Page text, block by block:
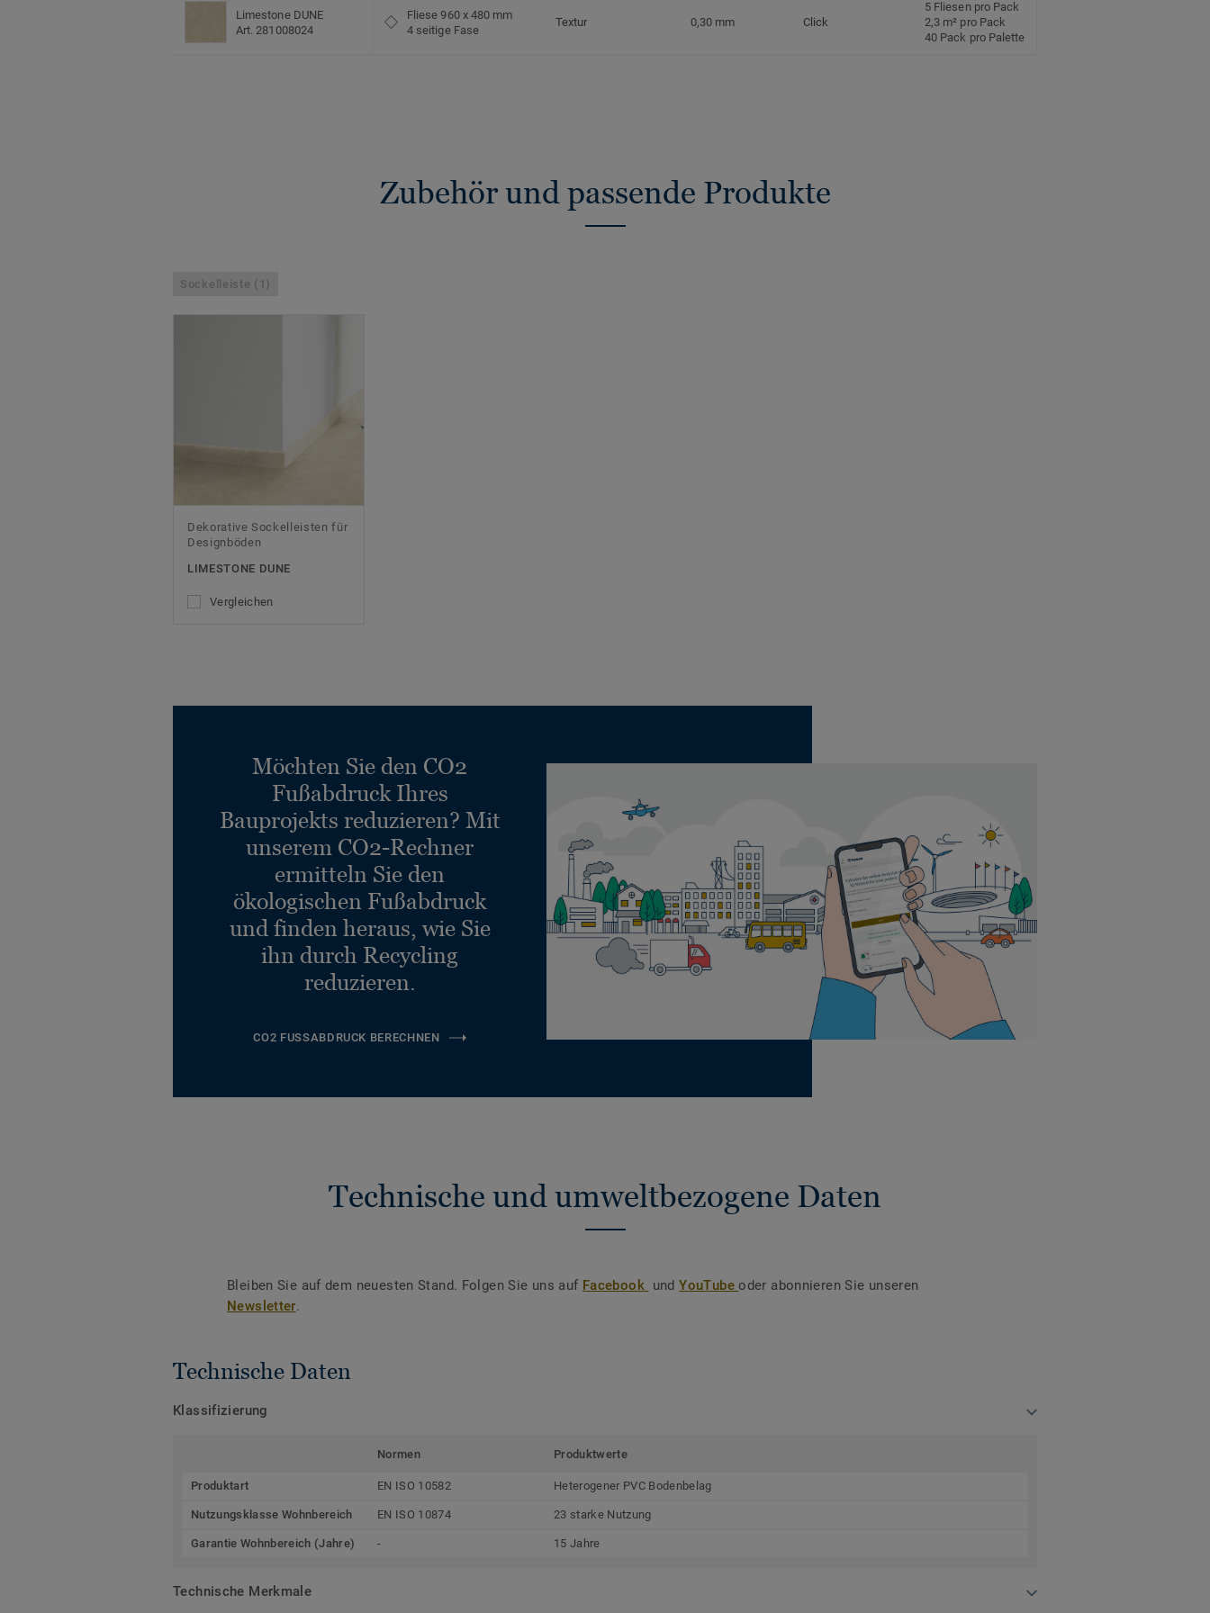
Limestone DUNE
Art. 281008024
Fliese 960 x 480 mm
4 seitige Fase
Textur 0,30 mm Click
5 Fliesen pro Pack
2,3 m² pro Pack
40 Pack pro Palette
Zubehör und passende Produkte
Sockelleiste (1)
Dekorative Sockelleisten für
Designböden
LIMESTONE DUNE
Vergleichen
Möchten Sie den CO2
Fußabdruck Ihres
Bauprojekts reduzieren? Mit
unserem CO2-Rechner
ermitteln Sie den
ökologischen Fußabdruck
und finden heraus, wie Sie
ihn durch Recycling
reduzieren.
CO2 FUSSABDRUCK BERECHNEN
Technische und umweltbezogene Daten
Bleiben Sie auf dem neuesten Stand. Folgen Sie uns auf Facebook undYouTubeoder abonnieren Sie unseren
Newsletter.
Technische Daten
Klassifizierung
Normen Produktwerte
Produktart EN ISO 10582 Heterogener PVC Bodenbelag
Nutzungsklasse Wohnbereich EN ISO 10874 23 starke Nutzung
Garantie Wohnbereich (Jahre) - 15 Jahre
Technische Merkmale